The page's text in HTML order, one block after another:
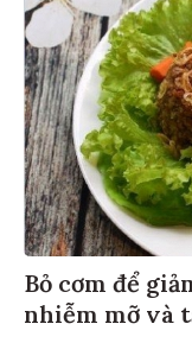
Bỏ cơm để
nhiễm mỡ và